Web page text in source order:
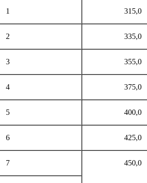
1 315,0
2 335,0
3 355,0
4 375,0
5 400,0
6 425,0
7 450,0